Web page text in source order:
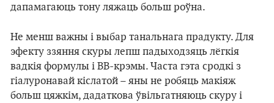
дапамагаюць тону ляжаць больш роўна.
Не менш важны і выбар танальнага прадукту. Для
эфекту ззяння скуры лепш падыходзяць лёгкія
вадкія формулы і BB-крэмы. Часта гэта сродкі з
гіалуронавай кіслатой – яны не робяць макіяж
больш цяжкім, дадаткова ўвільгатняюць скуру і